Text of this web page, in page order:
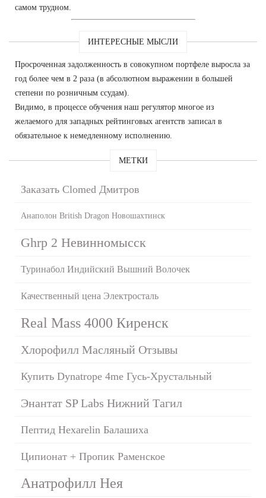
самом трудном.
ИНТЕРЕСНЫЕ МЫСЛИ
Просроченная задолженность в совокупном портфеле выросла за
год более чем в 2 раза (в абсолютном выражении в большей
степени по розничным ссудам).
Видимо, в процессе обучения наш регулятор многое из
желаемого для западных рейтинговых агентств записал в
обязательное к немедленному исполнению.
МЕТКИ
Заказать Clomed Дмитров
Анаполон British Dragon Новошахтинск
Ghrp 2 Невинномысск
Туринабол Индийский Вышний Волочек
Качественный цена Электросталь
Real Mass 4000 Киренск
Хлорофилл Масляный Отзывы
Купить Dynatrope 4me Гусь-Хрустальный
Энантат SP Labs Нижний Тагил
Пептид Hexarelin Балашиха
Ципионат + Пропик Раменское
Анатрофилл Нея